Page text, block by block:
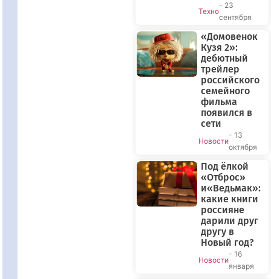
Техно
- 23
сентября
«Домовенок
Кузя 2»:
дебютный
трейлер
российского
семейного
фильма
появился в
сети
Новости
- 13
октября
Под ёлкой
«Отброс»
и«Ведьмак»:
какие книги
россияне
дарили друг
другу в
Новый год?
Новости
- 16
января